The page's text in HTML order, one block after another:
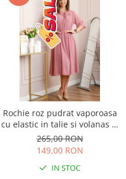
Rochie roz pudrat vaporoasa
cu elastic in talie si volanas la
decolteu Allegra
265,00 RON
149,00 RON
IN STOC